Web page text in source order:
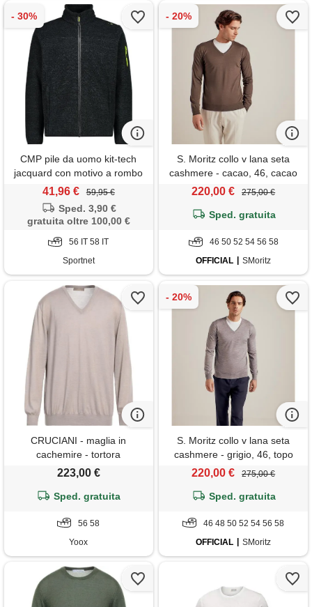
CMP pile da uomo kit-tech
jacquard con motivo a rombo
nero/acido da uomo
41,96 € 59,95 €
Sped. 3,90 €
gratuita oltre 100,00 €
56 IT 58 IT
Sportnet
S. Moritz collo v lana seta
cashmere - cacao, 46, cacao
220,00 € 275,00 €
Sped. gratuita
46 50 52 54 56 58
OFFICIAL
SMoritz
CRUCIANI - maglia in
cachemire - tortora
223,00 €
Sped. gratuita
56 58
Yoox
S. Moritz collo v lana seta
cashmere - grigio, 46, topo
220,00 € 275,00 €
Sped. gratuita
46 48 50 52 54 56 58
OFFICIAL
SMoritz